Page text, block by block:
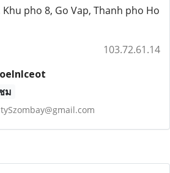
Khu pho 8, Go Vap, Thanh pho Ho
103.72.61.14
ม